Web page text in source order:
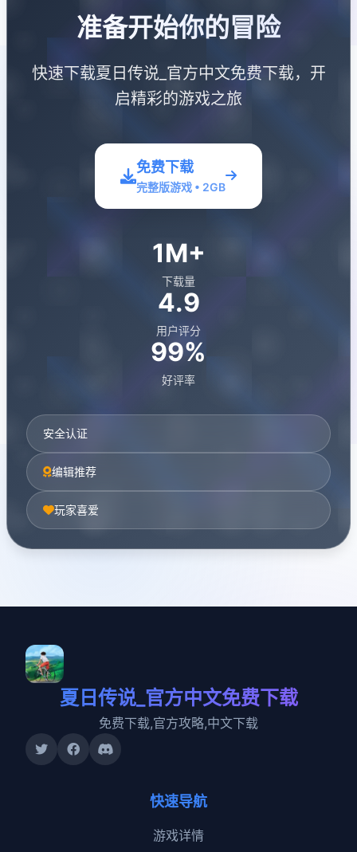
准备开始你的冒险
快速下载夏日传说_官方中文免费下载，开
启精彩的游戏之旅
免费下载
完整版游戏 • 2GB
1M+
下载量
4.9
用户评分
99%
好评率
安全认证
编辑推荐
玩家喜爱
夏日传说_官方中文免费下载
免费下载,官方攻略,中文下载
快速导航
游戏详情